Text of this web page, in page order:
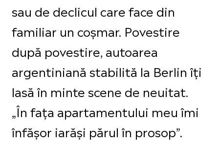
sau de declicul care face din
familiar un coșmar. Povestire
după povestire, autoarea
argentiniană stabilită la Berlin îți
lasă în minte scene de neuitat.
„În fața apartamentului meu îmi
înfășor iarăși părul în prosop”.